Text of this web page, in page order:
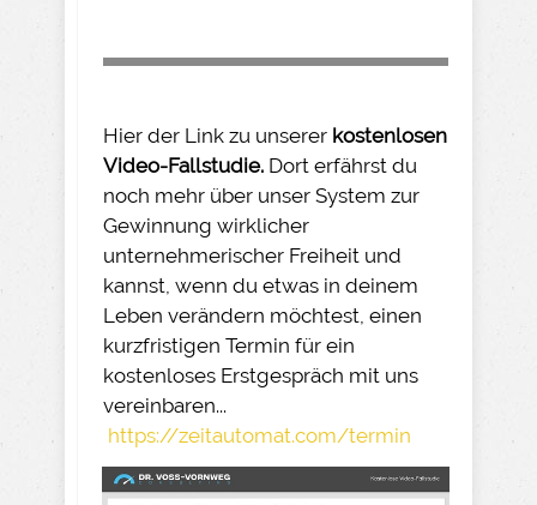
Hier der Link zu unserer kostenlosen
Video-Fallstudie. Dort erfährst du
noch mehr über unser System zur
Gewinnung wirklicher
unternehmerischer Freiheit und
kannst, wenn du etwas in deinem
Leben verändern möchtest, einen
kurzfristigen Termin für ein
kostenloses Erstgespräch mit uns
vereinbaren...
https://zeitautomat.com/termin